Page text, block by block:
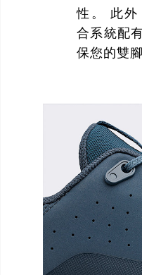
性。 此外
合系統配
保您的雙